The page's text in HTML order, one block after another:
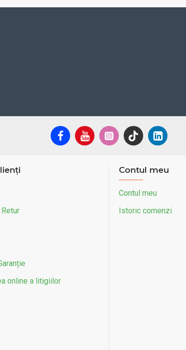
online a litigiilor
Contul meu
Contul meu
Istoric comenzi